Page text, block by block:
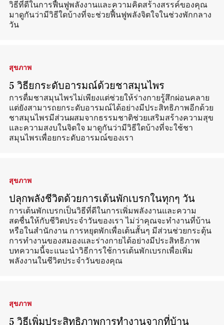
วิธีที่ดีในการฟื้นฟูพลังงานและความคิดสร้างสรรค์ของคุณ
มาดูกันว่ามีวิธีใดบ้างที่จะช่วยฟื้นฟูพลังจิตใจในช่วงพักกลาง
วัน
สุขภาพ
5 วิธียกระดับอารมณ์ด้วยชาสมุนไพร
การดื่มชาสมุนไพรไม่เพียงแต่ช่วยให้ร่างกายรู้สึกผ่อนคลาย
แต่ยังสามารถยกระดับอารมณ์ได้อย่างมีประสิทธิภาพอีกด้วย
ชาสมุนไพรมีส่วนผสมจากธรรมชาติช่วยเสริมสร้างความสุข
และความสงบในจิตใจ มาดูกันว่ามีวิธีใดบ้างที่จะใช้ชา
สมุนไพรเพื่อยกระดับอารมณ์ของเรา
สุขภาพ
ปลุกพลังชีวิตด้วยการเต้นพักเบรกในทุกๆ วัน
การเต้นพักเบรกเป็นวิธีที่ดีในการเพิ่มพลังงานและความ
สดชื่นให้กับชีวิตประจำวันของเรา ไม่ว่าคุณจะทำงานที่บ้าน
หรือในสำนักงาน การหยุดพักเพื่อเต้นสั้นๆ มีส่วนช่วยกระตุ้น
การทำงานของสมองและร่างกายได้อย่างมีประสิทธิภาพ
บทความนี้จะแนะนำวิธีการใช้การเต้นพักเบรกเพื่อเพิ่ม
พลังงานในชีวิตประจำวันของคุณ
สุขภาพ
5 วิธีเพิ่มประสิทธิภาพการทำงานจากที่บ้าน